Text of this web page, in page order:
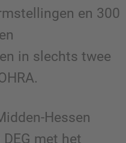
en 300
in slechts twee
Hessen
met het